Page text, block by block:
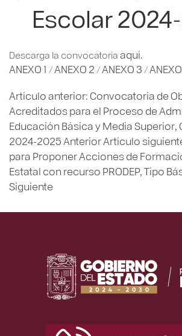
Escolar
Descarga la convocatoriaaquí.
ANEXO 1 /ANEXO 2 /ANEXO 3 /
Artículo anterior: Convocatoria de
Acreditados para el Proceso de
Educación Básica y Media Superior,
2024-2025 AnteriorArtículo
para Proponer Acciones de
Estatal con recurso PRODEP, Tipo
Siguiente